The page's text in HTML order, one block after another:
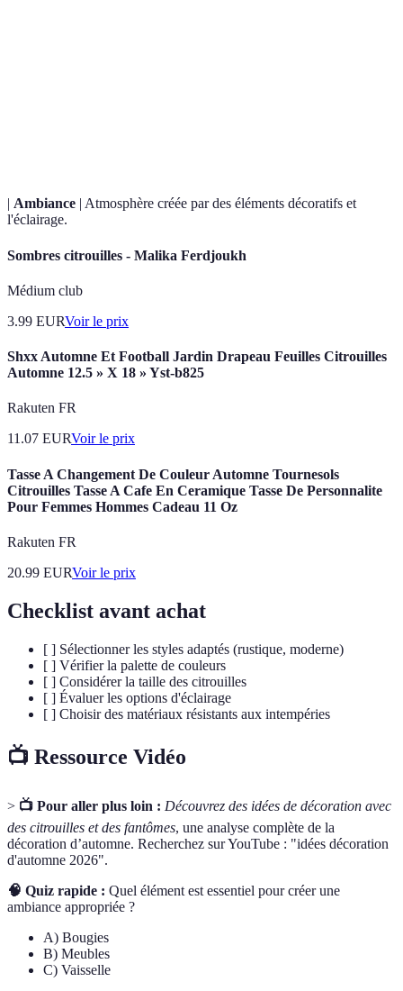
| Ambiance | Atmosphère créée par des éléments décoratifs et
l'éclairage.
Sombres citrouilles - Malika Ferdjoukh
Médium club
3.99 EURVoir le prix
Shxx Automne Et Football Jardin Drapeau Feuilles Citrouilles
Automne 12.5 » X 18 » Yst-b825
Rakuten FR
11.07 EURVoir le prix
Tasse A Changement De Couleur Automne Tournesols
Citrouilles Tasse A Cafe En Ceramique Tasse De Personnalite
Pour Femmes Hommes Cadeau 11 Oz
Rakuten FR
20.99 EURVoir le prix
Checklist avant achat
[ ] Sélectionner les styles adaptés (rustique, moderne)
[ ] Vérifier la palette de couleurs
[ ] Considérer la taille des citrouilles
[ ] Évaluer les options d'éclairage
[ ] Choisir des matériaux résistants aux intempéries
📺 Ressource Vidéo
> 📺 Pour aller plus loin : Découvrez des idées de décoration avec
des citrouilles et des fantômes, une analyse complète de la
décoration d’automne. Recherchez sur YouTube : "idées décoration
d'automne 2026".
🧠 Quiz rapide : Quel élément est essentiel pour créer une
ambiance appropriée ?
A) Bougies
B) Meubles
C) Vaisselle